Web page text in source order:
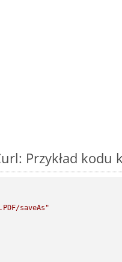
Przykład
saveAs"